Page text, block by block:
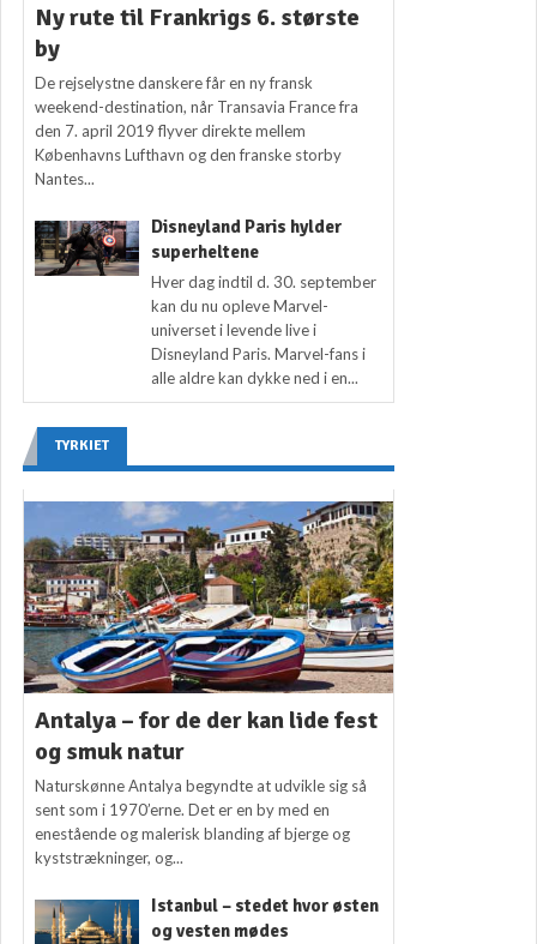
Ny rute til Frankrigs 6. største
by
De rejselystne danskere får en ny fransk
weekend-destination, når Transavia France fra
den 7. april 2019 flyver direkte mellem
Københavns Lufthavn og den franske storby
Nantes...
Disneyland Paris hylder
superheltene
Hver dag indtil d. 30. september
kan du nu opleve Marvel-
universet i levende live i
Disneyland Paris. Marvel-fans i
alle aldre kan dykke ned i en...
TYRKIET
Antalya – for de der kan lide fest
og smuk natur
Naturskønne Antalya begyndte at udvikle sig så
sent som i 1970’erne. Det er en by med en
enestående og malerisk blanding af bjerge og
kyststrækninger, og...
Istanbul – stedet hvor østen
og vesten mødes